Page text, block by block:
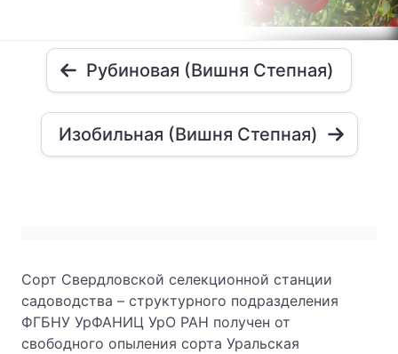
Рубиновая (Вишня Степная)
Изобильная (Вишня Степная)
Сорт Свердловской селекционной станции
садоводства – структурного подразделения
ФГБНУ УрФАНИЦ УрО РАН получен от
свободного опыления сорта Уральская